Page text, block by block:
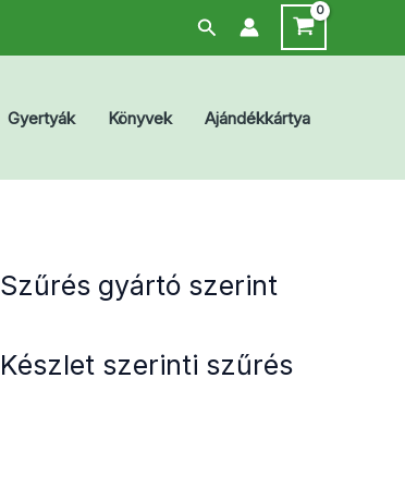
Search
Gyertyák Könyvek Ajándékkártya
Szűrés gyártó szerint
Készlet szerinti szűrés